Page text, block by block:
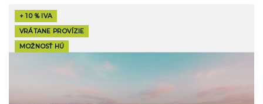
+ 10 % IVA
VRÁTANE PROVÍZIE
MOŽNOSŤ HÚ